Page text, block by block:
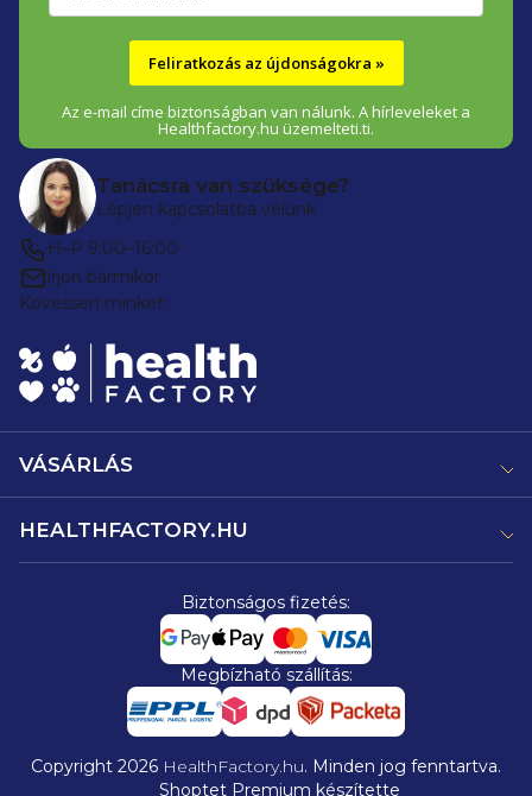
Feliratkozás az újdonságokra »
Az e-mail címe biztonságban van nálunk. A hírleveleket a
Healthfactory.hu üzemelteti.ti.
Tanácsra van szüksége?
Lépjen kapcsolatba velünk
H–P 9:00–16:00
írjon bármikor
Kövessen minket:
VÁSÁRLÁS
HEALTHFACTORY.HU
Biztonságos fizetés:
Megbízható szállítás:
Shoptet Premium készítette
Copyright 2026 HealthFactory.hu. Minden jog fenntartva.